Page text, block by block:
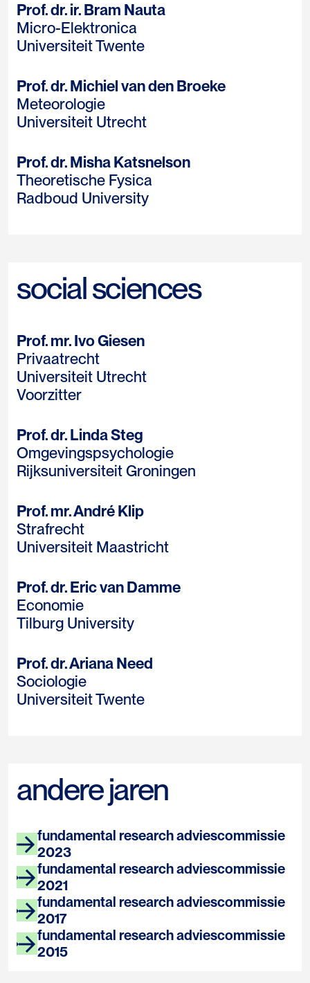
Prof. dr. ir. Bram Nauta
Micro-Elektronica
Universiteit Twente
Prof. dr. Michiel van den Broeke
Meteorologie
Universiteit Utrecht
Prof. dr. Misha Katsnelson
Theoretische Fysica
Radboud University
social sciences
Prof. mr. Ivo Giesen
Privaatrecht
Universiteit Utrecht
Voorzitter
Prof. dr. Linda Steg
Omgevingspsychologie
Rijksuniversiteit Groningen
Prof. mr. André Klip
Strafrecht
Universiteit Maastricht
Prof. dr. Eric van Damme
Economie
Tilburg University
Prof. dr. Ariana Need
Sociologie
Universiteit Twente
andere jaren
fundamental research adviescommissie
2023
fundamental research adviescommissie
2021
fundamental research adviescommissie
2017
fundamental research adviescommissie
2015